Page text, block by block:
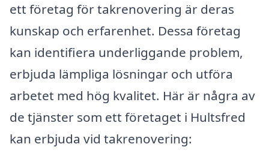
ett företag för takrenovering är deras
kunskap och erfarenhet. Dessa företag
kan identifiera underliggande problem,
erbjuda lämpliga lösningar och utföra
arbetet med hög kvalitet. Här är några av
de tjänster som ett företaget i Hultsfred
kan erbjuda vid takrenovering: